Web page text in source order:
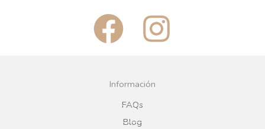
F
a
c
e
I
n
Información
FAQs
Blog